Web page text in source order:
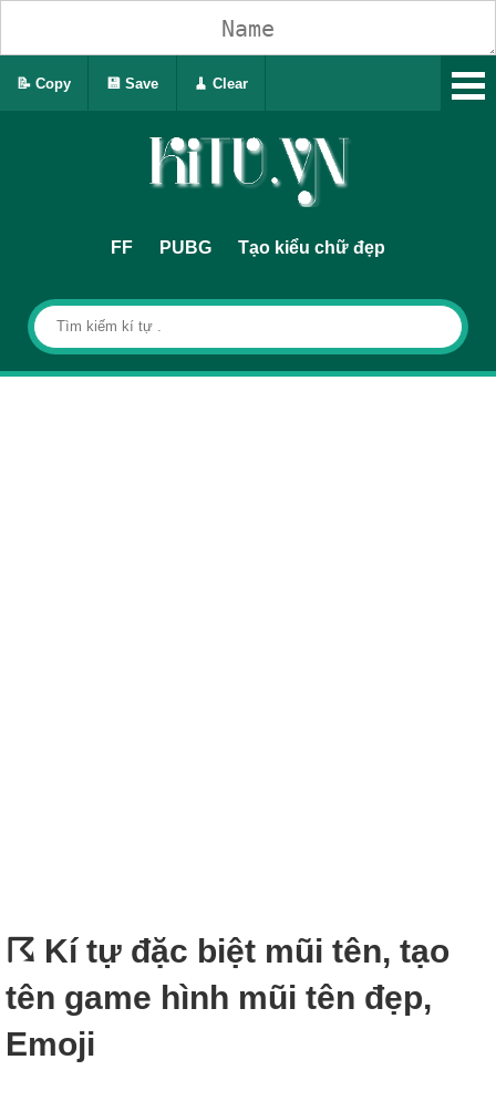
FF PUBG Tạo kiểu chữ đẹp
☈ Kí tự đặc biệt mũi tên, tạo
tên game hình mũi tên đẹp,
Emoji
📝 Copy 💾 Save 🧹 Clear